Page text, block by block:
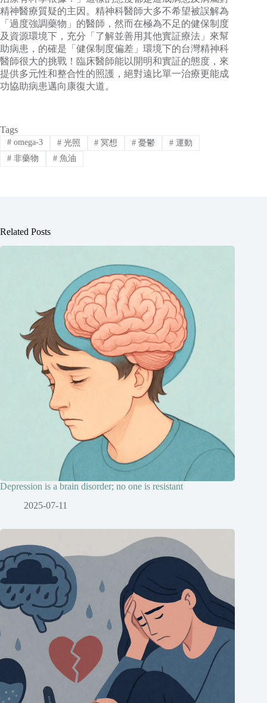
精神醫療質疑的主因。精神科醫師大多不希望被誤解為
「過度強調藥物」的醫師，然而在極為不足的健保制度
及資源環境下，充分「了解並善用其他實証療法」來幫
助病患，的確是「健保制度偏差」環境下的台灣精神科
醫師很大的挑戰！臨床醫師能以開明和實証的態度，來
提供多元性和整合性的照護，絕對遠比單一治療更能成
功協助病患邁向康復大道。
Tags
#omega-3 #光照 # 冥想 # 憂鬱 # 運動
#非藥物 #魚油
Related Posts
Depression is a brain disorder; no one is resistant
2025-07-11